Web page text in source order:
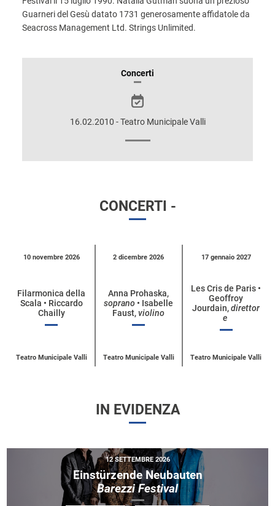
Guarneri del Gesù datato 1731 generosamente affidatole da
Seacross Management Ltd. Strings Unlimited.
INFORMAZIONIConcerti
16.02.2010 - Teatro Municipale Valli
CONCERTI -
categoria
10 novembre 2026
Filarmonica della
Scala • Riccardo
Chailly
Teatro Municipale Valli
2 dicembre 2026
Anna Prohaska,
soprano • Isabelle
Faust,violino
Teatro Municipale Valli
17 gennaio 2027
Les Cris de Paris •
Geoffroy
Jourdain,direttor
e
Teatro Municipale Valli
IN EVIDENZA
12 SETTEMBRE 2026
Einstürzende Neubauten
Barezzi Festival